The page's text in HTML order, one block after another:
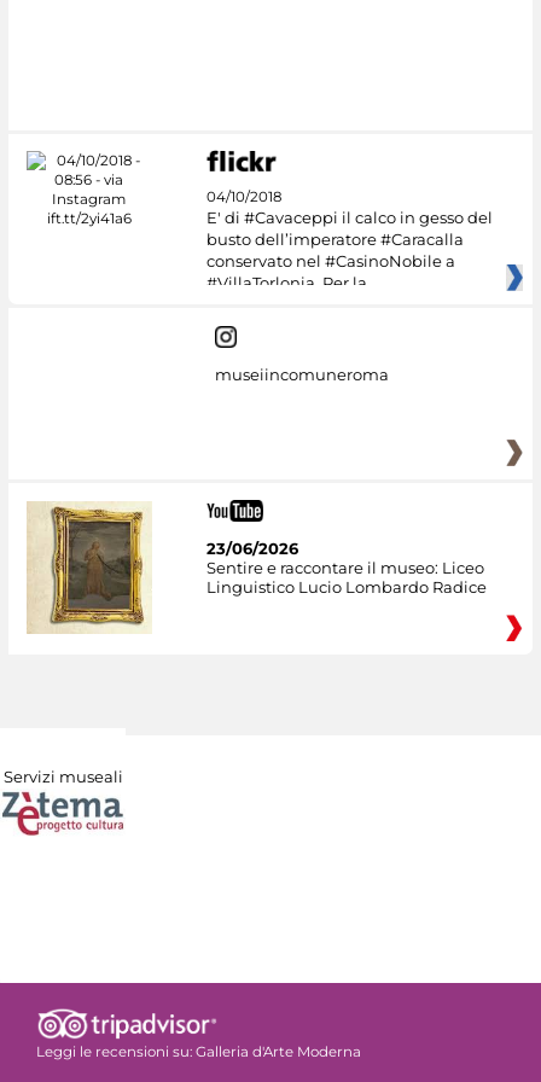
04/10/2018
E' di #Cavaceppi il calco in gesso del
busto dell’imperatore #Caracalla
conservato nel #CasinoNobile a
#VillaTorlonia. Per la
museiincomuneroma
23/06/2026
Sentire e raccontare il museo: Liceo
Linguistico Lucio Lombardo Radice
Servizi museali
Leggi le recensioni su: Galleria d'Arte Moderna